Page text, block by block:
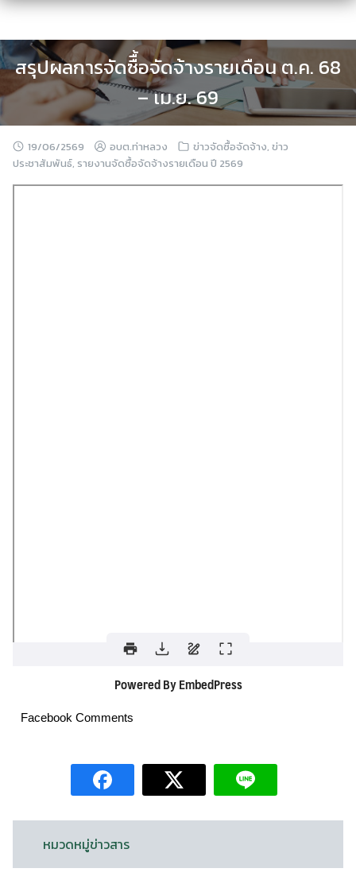
Skip
content
สรุปผลการจัดซืื้อจัดจ้างรายเดือน ต.ค. 68
– เม.ย. 69
19/06/2569 อบต.ท่าหลวง ข่าวจัดซื้อจัดจ้าง, ข่าว
ประชาสัมพันธ์, รายงานจัดซื้อจัดจ้างรายเดือน ปี 2569
Powered By EmbedPress
Facebook Comments
หมวดหมู่ข่าวสาร